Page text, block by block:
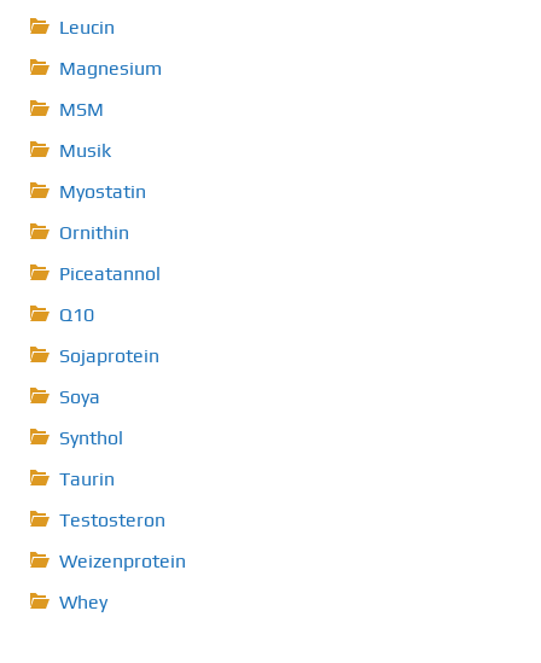
Leucin
Magnesium
MSM
Musik
Myostatin
Ornithin
Piceatannol
Q10
Sojaprotein
Soya
Synthol
Taurin
Testosteron
Weizenprotein
Whey